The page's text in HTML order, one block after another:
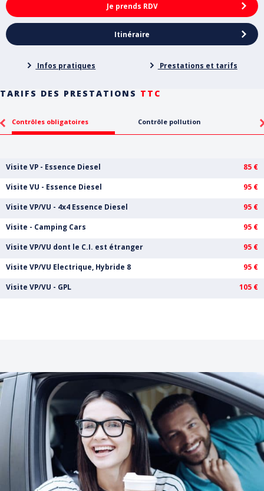
Je prends RDV
Itinéraire
Infos pratiques Prestations et tarifs
TARIFS DES PRESTATIONS TTC
Contrôles obligatoires Contrôle pollution
Visite VP - Essence Diesel 85 €
Visite VU - Essence Diesel 95 €
Visite VP/VU - 4x4 Essence Diesel 95 €
Visite - Camping Cars 95 €
Visite VP/VU dont le C.I. est étranger 95 €
Visite VP/VU Electrique, Hybride 8 95 €
Visite VP/VU - GPL 105 €